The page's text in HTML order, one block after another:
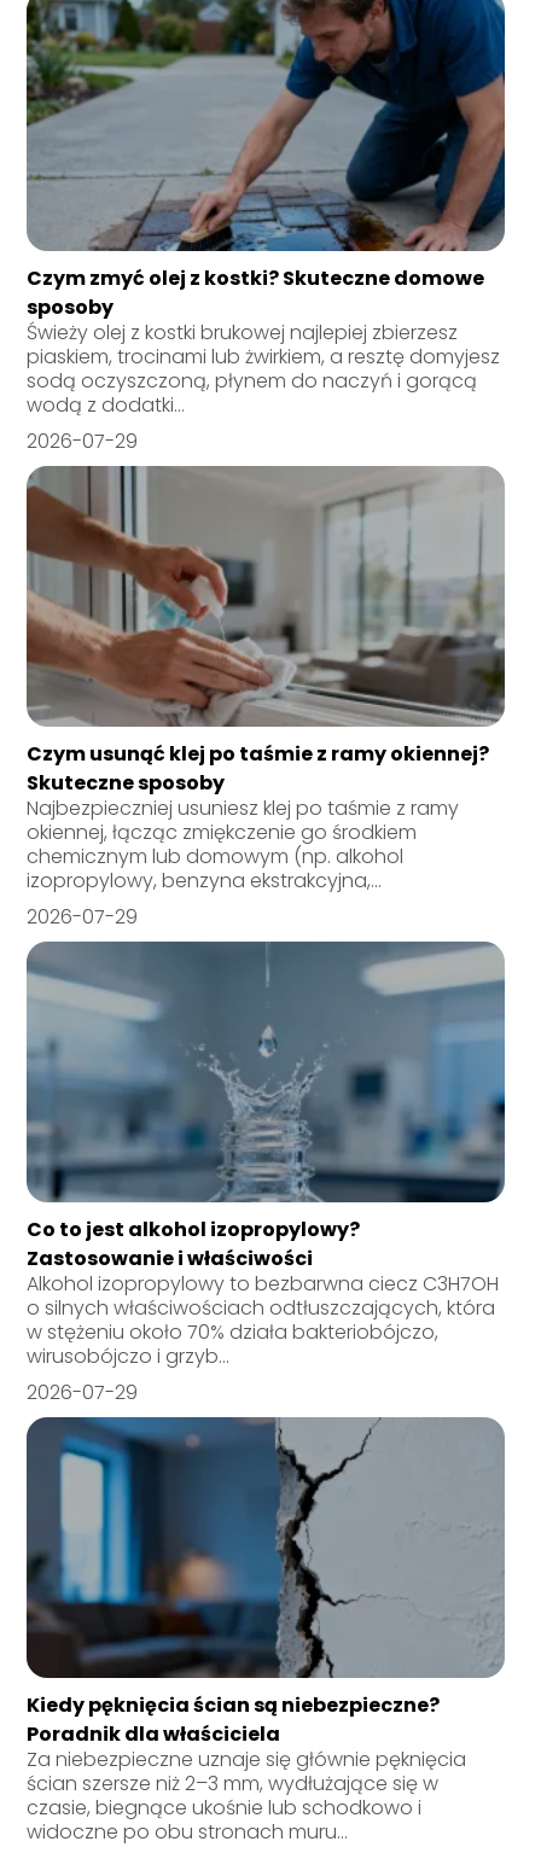
Czym zmyć olej z kostki? Skuteczne domowe
sposoby
Świeży olej z kostki brukowej najlepiej zbierzesz
piaskiem, trocinami lub żwirkiem, a resztę domyjesz
sodą oczyszczoną, płynem do naczyń i gorącą
wodą z dodatki...
2026-07-29
Czym usunąć klej po taśmie z ramy okiennej?
Skuteczne sposoby
Najbezpieczniej usuniesz klej po taśmie z ramy
okiennej, łącząc zmiękczenie go środkiem
chemicznym lub domowym (np. alkohol
izopropylowy, benzyna ekstrakcyjna,...
2026-07-29
Co to jest alkohol izopropylowy?
Zastosowanie i właściwości
Alkohol izopropylowy to bezbarwna ciecz C3H7OH
o silnych właściwościach odtłuszczających, która
w stężeniu około 70% działa bakteriobójczo,
wirusobójczo i grzyb...
2026-07-29
Kiedy pęknięcia ścian są niebezpieczne?
Poradnik dla właściciela
Za niebezpieczne uznaje się głównie pęknięcia
ścian szersze niż 2–3 mm, wydłużające się w
czasie, biegnące ukośnie lub schodkowo i
widoczne po obu stronach muru...